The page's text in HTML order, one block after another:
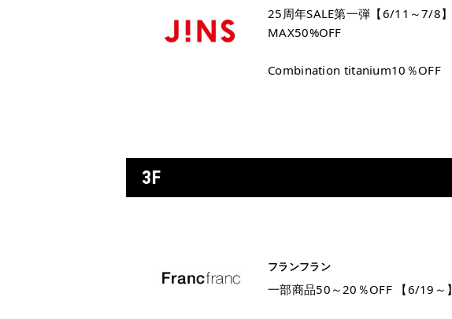
25周年SALE第一弾【6/11～7/8】
MAX50%OFF
Combination titanium10％OFF
3F
フランフラン
一部商品50～20％OFF 【6/19～】